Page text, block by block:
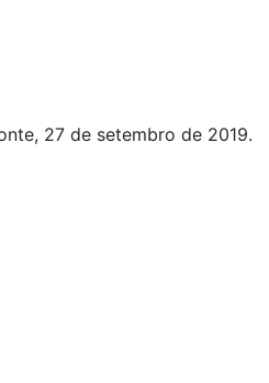
27 de setembro de 2019.